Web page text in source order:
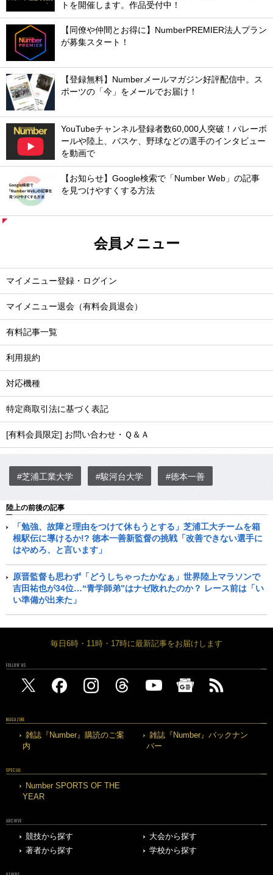
トを開催します。作品受付中！
【同僚や仲間とお得に】NumberPREMIER法人プラン
が募集スタート！
【登録無料】Numberメールマガジン好評配信中。ス
ポーツの「今」をメールでお届け！
YouTubeチャンネル登録者数60,000人突破！バレーボ
ールや陸上、バスケ、野球などの選手のインタビュー
を動画で
【お知らせ】Google検索で「Number Web」の記事
を見つけやすくする方法
会員メニュー
マイメニュー登録・ログイン
マイメニュー退会（有料会員退会）
有料記事一覧
利用規約
対応機種
特定商取引法に基づく表記
[有料会員限定] お問い合わせ・Ｑ＆Ａ
#芝浦工業大学 #駿河台大学 #徳本一善
陸上の前後の記事
「勉強、故障と理由をつけて休もうとする」芝浦工大チームを箱
根駅伝に導けるか!? 徳本一善新監督の挑戦「改善できない選手に
はやめろ、と言います」
原晋監督も思わず「どうしちゃったかなぁ」世界陸上マラソンで
吉田祐也が34位…“青学師弟”はナゼ敗れたのか？ レース前は「い
い準備が出来た」
毎日6時・11時・17時に最新記事をお届けします
FOLLOW US
MAGAZINE
雑誌『Number』購読のご案
内
雑誌『Number』バックナン
バー
SPECIAL
Number SPORTS OF THE
YEAR
ARCHIVE
競技から探す
大会から探す
著者から探す
学校から探す